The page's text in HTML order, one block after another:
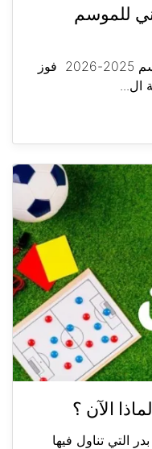
للموسم
الأنصار بطلًا للدوري اللبناني للموسم 2025-2026 فوز
الآن ؟
التي تناول فيها